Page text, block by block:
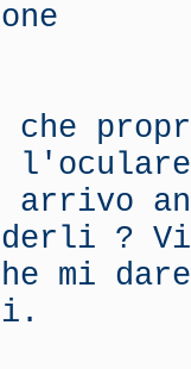
che
arrivo
?
mi